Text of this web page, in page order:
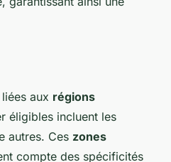
liées aux régions
éligibles incluent les
autres. Ces zones
compte des spécificités